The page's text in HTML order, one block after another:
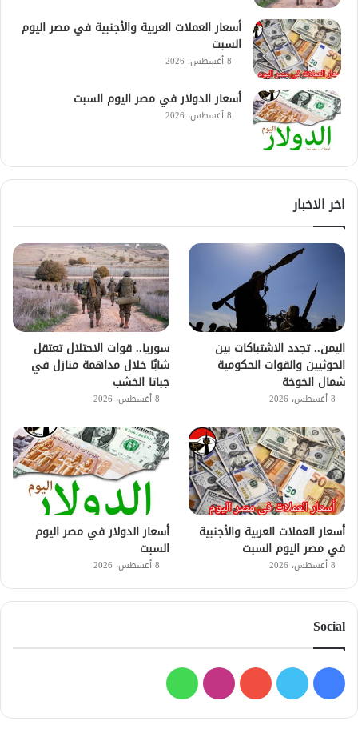
أسعار العملات العربية والأجنبية في مصر اليوم
السبت
8 أغسطس، 2026
أسعار الدولار في مصر اليوم السبت
8 أغسطس، 2026
اخر الاخبار
اليمن.. تجدد الاشتباكات بين
الحوثيين والقوات الحكومية
شمال الخوخة
8 أغسطس، 2026
سوريا.. قوات الاحتلال تعتقل
شابًا خلال مداهمة منازل في
جباتا الخشب
8 أغسطس، 2026
أسعار العملات العربية والأجنبية
في مصر اليوم السبت
8 أغسطس، 2026
أسعار الدولار في مصر اليوم
السبت
8 أغسطس، 2026
Social
فيسبوك
تويتر يوتيوبانستقرامواتساب